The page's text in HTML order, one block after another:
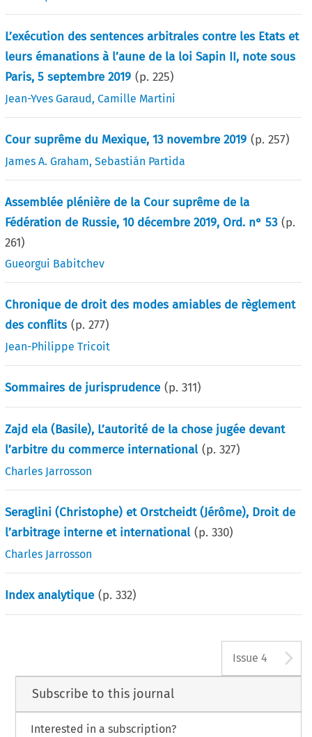
L’exécution des sentences arbitrales contre les Etats et
leurs émanations à l’aune de la loi Sapin II, note sous
Paris, 5 septembre 2019 (p.225)
Jean-Yves Garaud,Camille Martini
Cour suprême du Mexique, 13 novembre 2019 (p.257)
James A. Graham,Sebastián Partida
Assemblée plénière de la Cour suprême de la
Fédération de Russie, 10 décembre 2019, Ord. n° 53 (p.
261)
Gueorgui Babitchev
Chronique de droit des modes amiables de règlement
des conflits (p.277)
Jean-Philippe Tricoit
Sommaires de jurisprudence (p.311)
Zajd ela (Basile), L’autorité de la chose jugée devant
l’arbitre du commerce international (p.327)
Charles Jarrosson
Seraglini (Christophe) et Orstcheidt (Jérôme), Droit de
l’arbitrage interne et international (p.330)
Charles Jarrosson
Index analytique (p.332)
Issue 4
Subscribe to this journal
Interested in a subscription?